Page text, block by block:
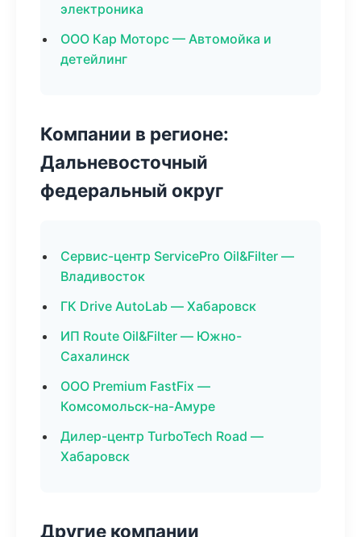
электроника
ООО Кар Моторс — Автомойка и
детейлинг
Компании в регионе:
Дальневосточный
федеральный округ
Сервис-центр ServicePro Oil&Filter —
Владивосток
ГК Drive AutoLab — Хабаровск
ИП Route Oil&Filter — Южно-
Сахалинск
ООО Premium FastFix —
Комсомольск-на-Амуре
Дилер-центр TurboTech Road —
Хабаровск
Другие компании